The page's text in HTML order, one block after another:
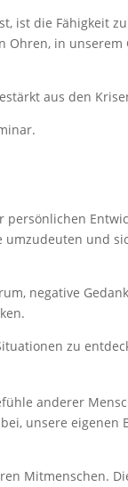
ist die Fähigkeit
in unserem
aus den
und
negative
zu
anderer
unsere eigenen
Mitmenschen.